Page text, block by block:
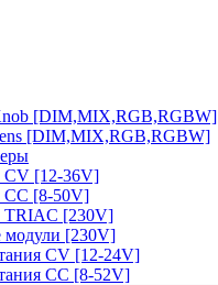
[DIM,MIX,RGB,RGBW]
[DIM,MIX,RGB,RGBW]
[12-36V]
[8-50V]
[230V]
[230V]
CV [12-24V]
CC [8-52V]